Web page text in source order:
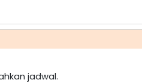
jadwal.